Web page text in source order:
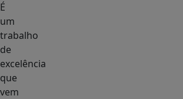
É
um
trabalho
de
excelência
que
vem